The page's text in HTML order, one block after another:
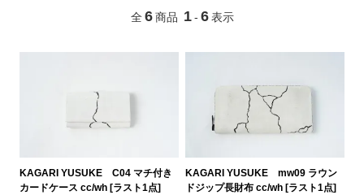
全 6 商品 1 - 6 表示
KAGARI YUSUKE C04 マチ付き
カードケース cc/wh [ラスト1点]
KAGARI YUSUKE mw09 ラウン
ドジップ長財布 cc/wh [ラスト1点]